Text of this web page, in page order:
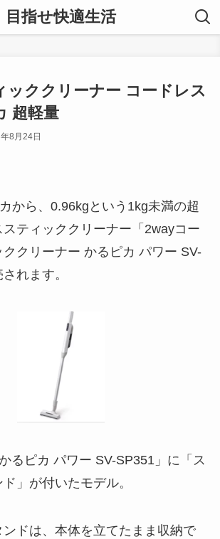
目指せ快適生活
ッククリーナー コードレス
超軽量
8月24日
から、0.96kgという1kg未満の超
ティッククリーナー「2wayコー
ククリーナー かるピカ パワー SV-
れます。
るピカ パワー SV-SP351」に「ス
」が付いたモデル。
ドは、本体を立てたまま収納で